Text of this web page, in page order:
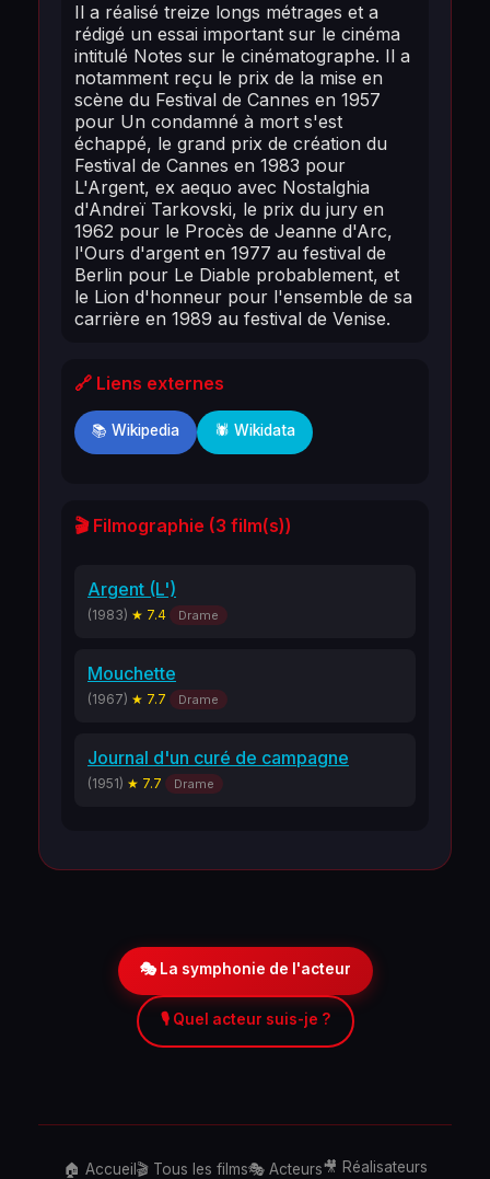
Il a réalisé treize longs métrages et a
rédigé un essai important sur le cinéma
intitulé Notes sur le cinématographe. Il a
notamment reçu le prix de la mise en
scène du Festival de Cannes en 1957
pour Un condamné à mort s'est
échappé, le grand prix de création du
Festival de Cannes en 1983 pour
L'Argent, ex aequo avec Nostalghia
d'Andreï Tarkovski, le prix du jury en
1962 pour le Procès de Jeanne d'Arc,
l'Ours d'argent en 1977 au festival de
Berlin pour Le Diable probablement, et
le Lion d'honneur pour l'ensemble de sa
carrière en 1989 au festival de Venise.
🔗 Liens externes
📚 Wikipedia 🕷️ Wikidata
🎬 Filmographie (3 film(s))
Argent (L')
(1983) ★ 7.4 Drame
Mouchette
(1967) ★ 7.7 Drame
Journal d'un curé de campagne
(1951) ★ 7.7 Drame
🎭 La symphonie de l'acteur
🎙️ Quel acteur suis-je ?
🏠 Accueil 🎬 Tous les films🎭 Acteurs🎥 Réalisateurs